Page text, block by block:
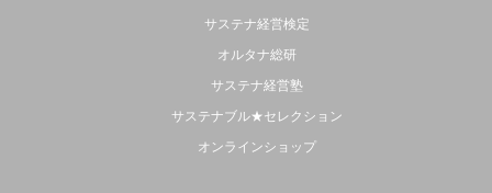
サステナ経営検定
オルタナ総研
サステナ経営塾
サステナブル★セレクション
オンラインショップ